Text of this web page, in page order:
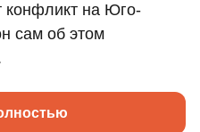
конфликт на Юго-
сам об этом